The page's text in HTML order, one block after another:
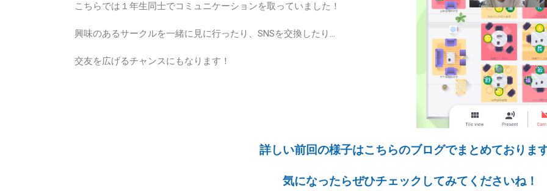
こちらでは１年生同士でコミュニケーションを取っていました！
興味のあるサークルを一緒に見に行ったり、SNSを交換したり…
交友を広げるチャンスにもなります！
詳しい前回の様子はこちらのブログでまとめておりま
気になったらぜひチェックしてみてくださいね！